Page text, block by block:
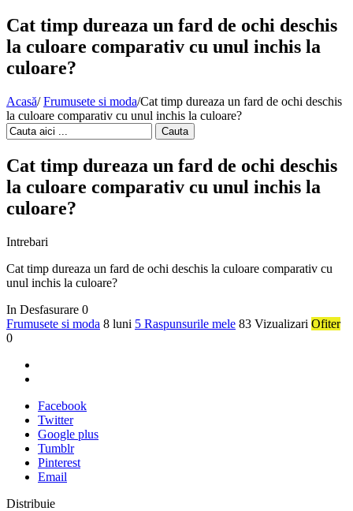
Cat timp dureaza un fard de ochi deschis
la culoare comparativ cu unul inchis la
culoare?
Acasă/ Frumusete si moda/Cat timp dureaza un fard de ochi deschis
la culoare comparativ cu unul inchis la culoare?
Cauta
Cat timp dureaza un fard de ochi deschis
la culoare comparativ cu unul inchis la
culoare?
Intrebari
Cat timp dureaza un fard de ochi deschis la culoare comparativ cu
unul inchis la culoare?
In Desfasurare 0
Frumusete si moda 8 luni 5 Raspunsurile mele 83 Vizualizari Ofiter
0
Facebook
Twitter
Google plus
Tumblr
Pinterest
Email
Distribuie